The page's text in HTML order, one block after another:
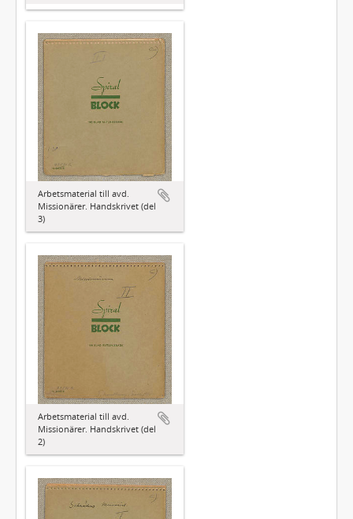
Arbetsmaterial till avd.
Missionärer. Handskrivet (del
3)
Arbetsmaterial till avd.
Missionärer. Handskrivet (del
2)